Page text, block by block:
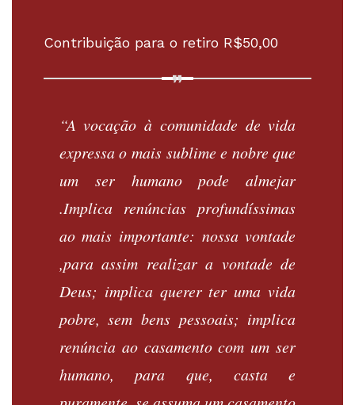
Contribuição para o retiro R$50,00
“A vocação à comunidade de vida
expressa o mais sublime e nobre que
um ser humano pode almejar
.Implica renúncias profundíssimas
ao mais importante: nossa vontade
,para assim realizar a vontade de
Deus; implica querer ter uma vida
pobre, sem bens pessoais; implica
renúncia ao casamento com um ser
humano, para que, casta e